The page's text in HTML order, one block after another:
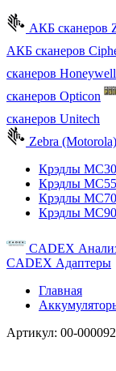
АКБ сканеров
АКБ сканеров
сканеров Honeywell
сканеров Opticon
сканеров Unitech
Zebra (Motorola)
Крэдлы
Крэдлы
Крэдлы
Крэдлы
CADEX
CADEX Адаптеры
Главная
Артикул: 00-